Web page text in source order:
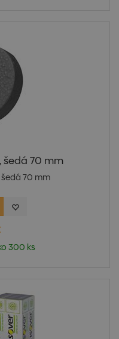
šedá 70 mm
70 mm
300 ks